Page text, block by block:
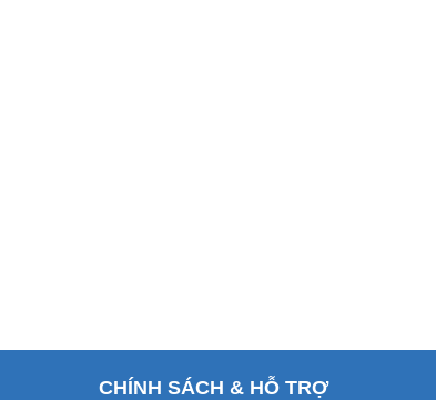
CHÍNH SÁCH & HỖ TRỢ